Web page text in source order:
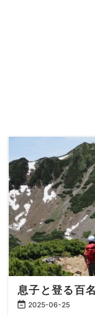
2025-06-25
息子と登る百